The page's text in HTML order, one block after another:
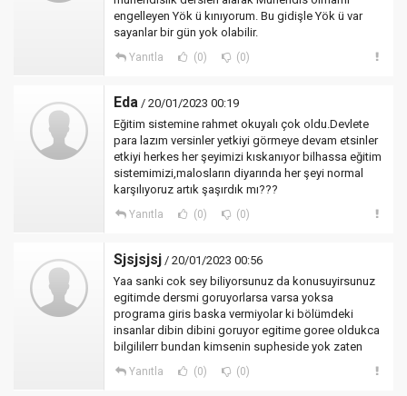
engelleyen Yök ü kınıyorum. Bu gidişle Yök ü var
sayanlar bir gün yok olabilir.
Yanıtla (0) (0)
Eda / 20/01/2023 00:19
Eğitim sistemine rahmet okuyalı çok oldu.Devlete
para lazım versinler yetkiyi görmeye devam etsinler
etkiyi herkes her şeyimizi kıskanıyor bilhassa eğitim
sistemimizi,malosların diyarında her şeyi normal
karşılıyoruz artık şaşırdık mı???
Yanıtla (0) (0)
Sjsjsjsj / 20/01/2023 00:56
Yaa sanki cok sey biliyorsunuz da konusuyirsunuz
egitimde dersmi goruyorlarsa varsa yoksa
programa giris baska vermiyolar ki bölümdeki
insanlar dibin dibini goruyor egitime goree oldukca
bilgililerr bundan kimsenin supheside yok zaten
Yanıtla (0) (0)